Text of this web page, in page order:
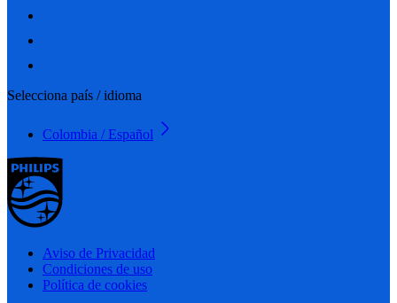
Selecciona país / idioma
Colombia / Español
Aviso de Privacidad
Condiciones de uso
Política de cookies